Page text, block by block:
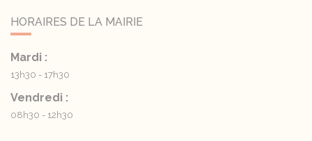
HORAIRES DE LA MAIRIE
Mardi :
13h30 - 17h30
Vendredi :
08h30 - 12h30